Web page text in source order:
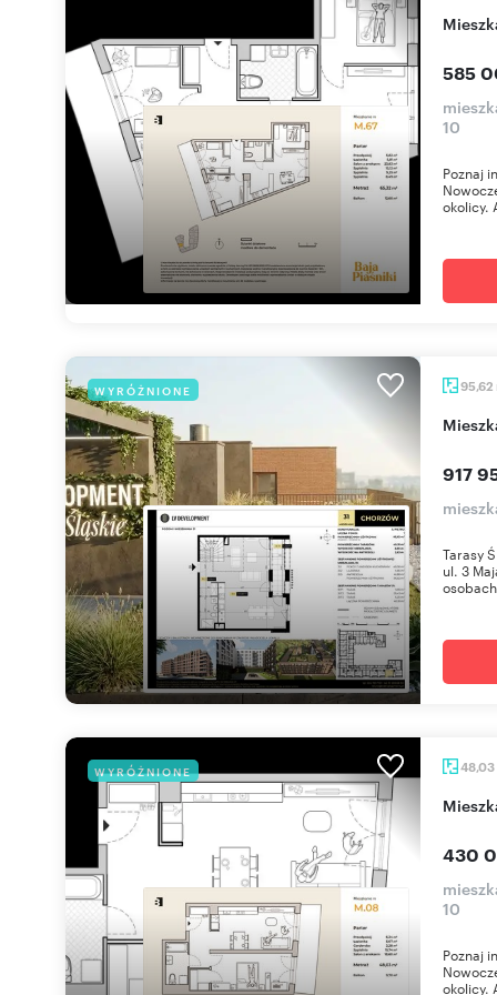
585
10
Poznaj
okolicy.
WYRÓŻNIONE 95,62
917
Tarasy
ul. 3
WYRÓŻNIONE 48,03
430
10
Poznaj
okolicy.